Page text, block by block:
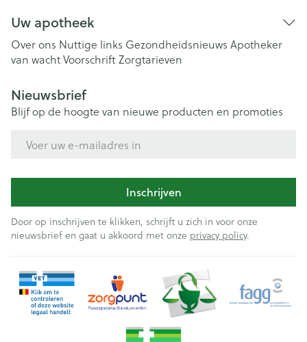
Uw apotheek
Over ons Nuttige links Gezondheidsnieuws Apotheker
van wachtVoorschriftZorgtarieven
Nieuwsbrief
Blijf op de hoogte van nieuwe producten en promoties
Inschrijven
Door op inschrijven te klikken, schrijft u zich in voor onze
nieuwsbrief en gaat u akkoord met onze privacy policy.